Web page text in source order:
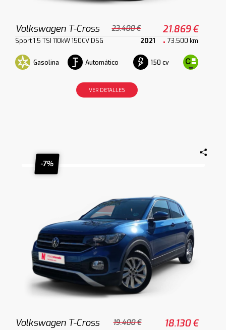
Volkswagen T-Cross 23.400 € 21.869 €
Sport 1.5 TSI 110kW 150CV DSG 2021 73.500 km
Gasolina Automático 150 cv
VER DETALLES
-7%
Volkswagen T-Cross 19.400 € 18.130 €